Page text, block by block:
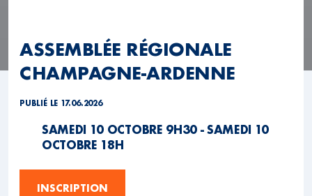
ASSEMBLÉE RÉGIONALE
CHAMPAGNE-ARDENNE
PUBLIÉ LE 17.06.2026
SAMEDI 10 OCTOBRE 9H30 - SAMEDI 10
OCTOBRE 18H
INSCRIPTION